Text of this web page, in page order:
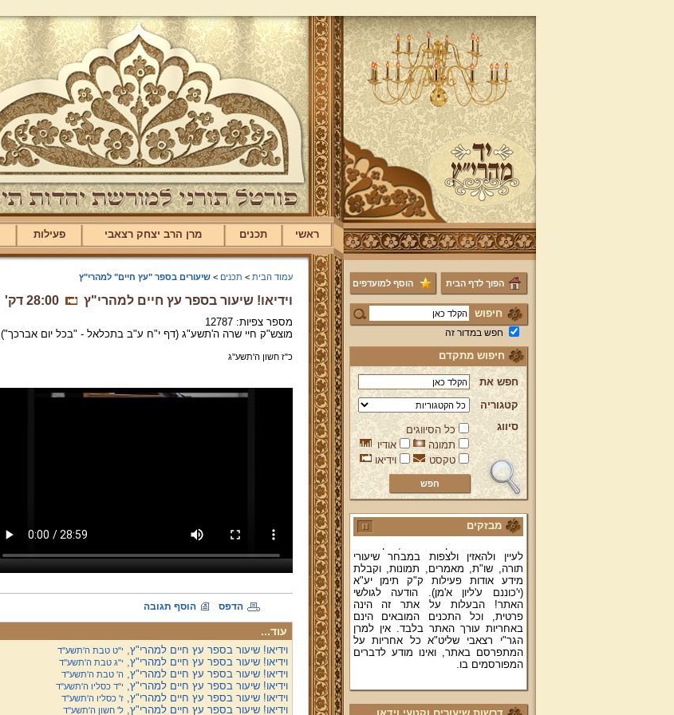
ראשי תכנים מרן הרב יצחק רצאבי פעילות
הפוך לדף הבית הוסף למועדפים
חיפוש
חפש במדור זה
חיפוש מתקדם
חפש את
קטגוריה
סיווג
כל הסיווגים
תמונה
אודיו
טקסט
וידיאו
מבזקים
ברוכים הבאים לאתר מהרי"ץ
יד מהרי"ץ - פורטל תורני למורשת יהדות
תימן, האתר הרשמי להנצחת מורשתו
של גאון רבני תימן ותפארתם מהרי"ץ
זצוק"ל. באתר תמצאו גם תכנים תורניים
והלכתיים רבים של מרן הגאון הרב יצחק
רצאבי שליט"א - פוסק עדת תימן,
מחבר ספרי שלחן ערוך המקוצר ח"ח
ושו"ת עולת יצחק ג"ח ועוד, וכן תוכלו
לעיין ולהאזין ולצפות במבחר שיעורי
תורה, שו"ת, מאמרים, תמונות, וקבלת
מידע אודות פעילות ק"ק תימן יע"א
(י'כוננם ע'ליון א'מן). הודעה לגולשי
האתר! הבעלות על אתר זה הינה
פרטית, וכל התכנים המובאים הינם
באחריות עורך האתר בלבד. אין למרן
הגר"י רצאבי שליט"א כל אחריות על
המתפרסם באתר, ואינו מודע לדברים
המפורסמים בו.
פניה נרגשת אל אחינו בני עדת תימן
עמוד הבית > תכנים >שיעורים בספר "עץ חיים" למהרי"ץ
וידיאו! שיעור בספר עץ חיים למהרי"ץ 28:00 דק'
מספר צפיות: 12787
מוצש"ק חיי שרה ה'תשע"ג (דף י"ח ע"ב בתכלאל - "בכל יום אברכך")
כ"ז חשון ה'תשע''ג
הדפס הוסף תגובה
עוד...
וידיאו! שיעור בספר עץ חיים למהרי"ץ, י"ט טבת ה'תשע''ד
וידיאו! שיעור בספר עץ חיים למהרי"ץ, י"ג טבת ה'תשע''ד
וידיאו! שיעור בספר עץ חיים למהרי"ץ, ה' טבת ה'תשע''ד
וידיאו! שיעור בספר עץ חיים למהרי"ץ, י"ד כסליו ה'תשע''ד
וידיאו! שיעור בספר עץ חיים למהרי"ץ,ז' כסליו ה'תשע''ד
וידיאו! שיעור בספר עץ חיים למהרי"ץ,ל' חשון ה'תשע''ד